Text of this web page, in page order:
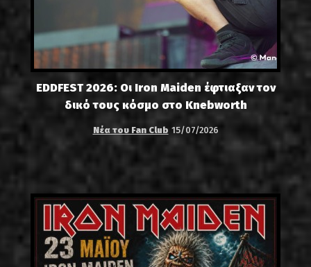
EDDFEST 2026: Οι Iron Maiden έφτιαξαν τον
δικό τους κόσμο στο Knebworth
Νέα του Fan Club 15/07/2026